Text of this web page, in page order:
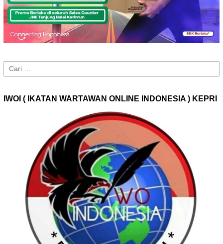
Cari
untuk:
IWOI ( IKATAN WARTAWAN ONLINE INDONESIA ) KEPRI